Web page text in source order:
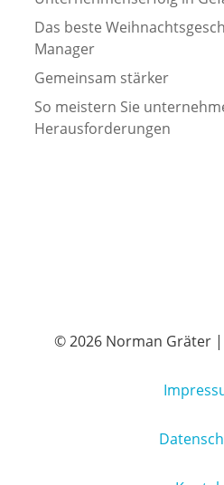
Das beste
Manager
Gemeinsam stärker
So meistern Sie
Herausforderungen
© 2026 Norman Gräter
SEHR
4,83 /